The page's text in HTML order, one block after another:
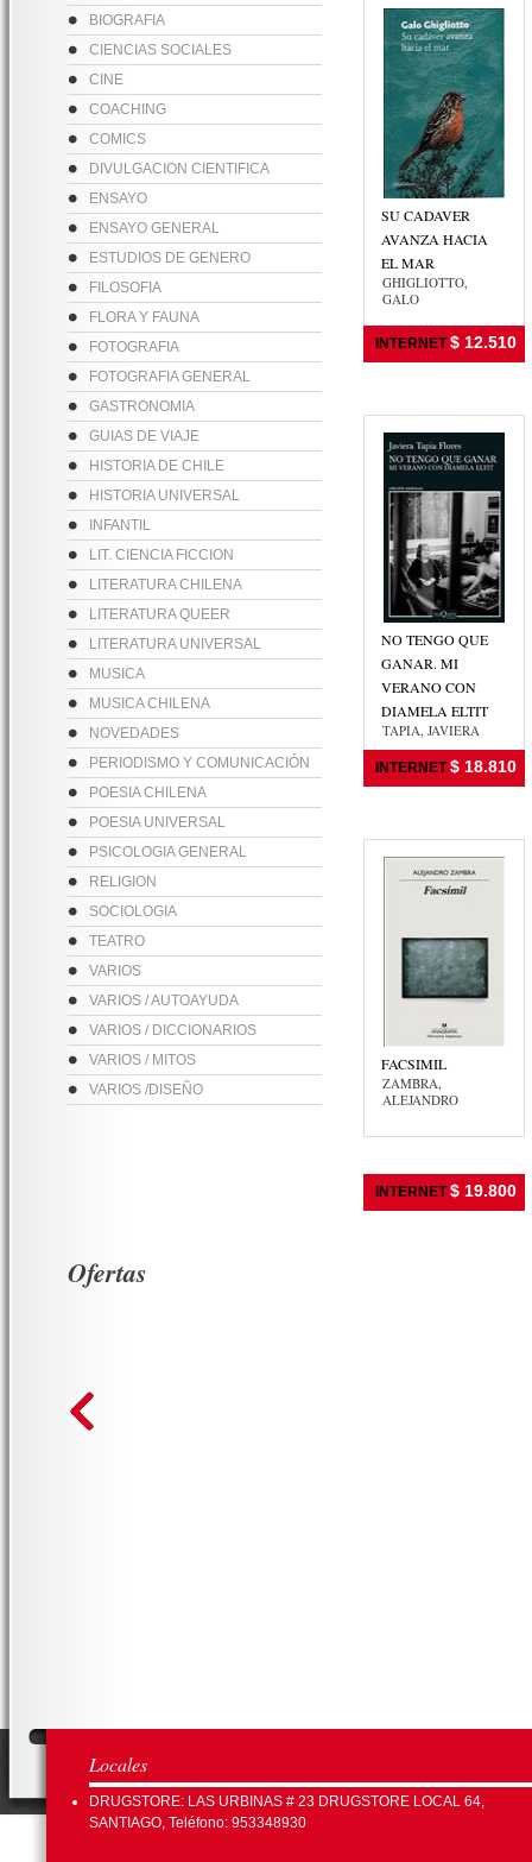
BIOGRAFIA
CIENCIAS SOCIALES
CINE
COACHING
COMICS
DIVULGACION CIENTIFICA
ENSAYO
ENSAYO GENERAL
ESTUDIOS DE GENERO
FILOSOFIA
FLORA Y FAUNA
FOTOGRAFIA
FOTOGRAFIA GENERAL
GASTRONOMIA
GUIAS DE VIAJE
HISTORIA DE CHILE
HISTORIA UNIVERSAL
INFANTIL
LIT. CIENCIA FICCION
LITERATURA CHILENA
LITERATURA QUEER
LITERATURA UNIVERSAL
MUSICA
MUSICA CHILENA
NOVEDADES
PERIODISMO Y COMUNICACIÓN
POESIA CHILENA
POESIA UNIVERSAL
PSICOLOGIA GENERAL
RELIGION
SOCIOLOGIA
TEATRO
VARIOS
VARIOS / AUTOAYUDA
VARIOS / DICCIONARIOS
VARIOS / MITOS
VARIOS /DISEÑO
SU CADAVER
AVANZA HACIA
EL MAR
GHIGLIOTTO,
GALO
INTERNET $ 12.510
NO TENGO QUE
GANAR. MI
VERANO CON
DIAMELA ELTIT
TAPIA, JAVIERA
INTERNET $ 18.810
FACSIMIL
ZAMBRA,
ALEJANDRO
INTERNET $ 19.800
Ofertas
Locales
DRUGSTORE: LAS URBINAS # 23 DRUGSTORE LOCAL 64,
SANTIAGO, Teléfono: 953348930